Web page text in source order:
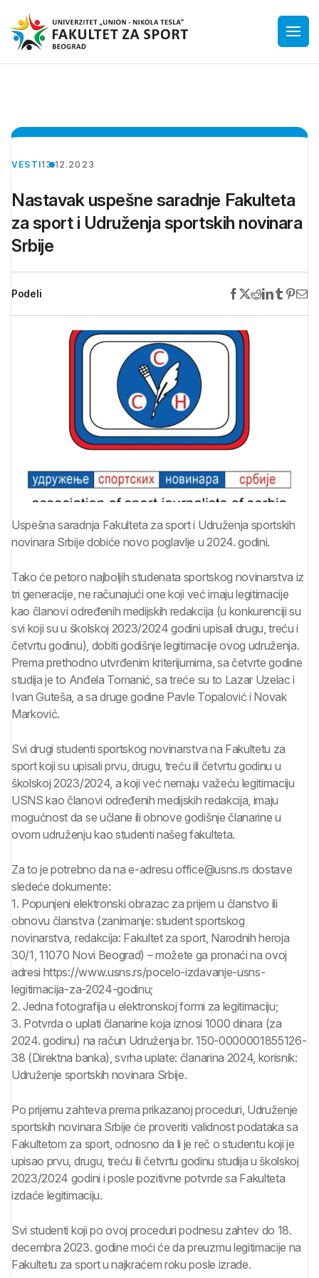
VESTI13.12.2023
Nastavak uspešne saradnje Fakulteta
za sport i Udruženja sportskih novinara
Srbije
Podeli
Uspešna saradnja Fakulteta za sport i Udruženja sportskih
novinara Srbije dobiće novo poglavlje u 2024. godini.
Tako će petoro najboljih studenata sportskog novinarstva iz
tri generacije, ne računajući one koji već imaju legitimacije
kao članovi određenih medijskih redakcija (u konkurenciji su
svi koji su u školskoj 2023/2024 godini upisali drugu, treću i
četvrtu godinu), dobiti godišnje legitimacije ovog udruženja.
Prema prethodno utvrđenim kriterijumima, sa četvrte godine
studija je to Anđela Tomanić, sa treće su to Lazar Uzelac i
Ivan Guteša, a sa druge godine Pavle Topalović i Novak
Marković.
Svi drugi studenti sportskog novinarstva na Fakultetu za
sport koji su upisali prvu, drugu, treću ili četvrtu godinu u
školskoj 2023/2024, a koji već nemaju važeću legitimaciju
USNS kao članovi određenih medijskih redakcija, imaju
mogućnost da se učlane ili obnove godišnje članarine u
ovom udruženju kao studenti našeg fakulteta.
Za to je potrebno da na e-adresu office@usns.rs dostave
sledeće dokumente:
1. Popunjeni elektronski obrazac za prijem u članstvo ili
obnovu članstva (zanimanje: student sportskog
novinarstva, redakcija: Fakultet za sport, Narodnih heroja
30/1, 11070 Novi Beograd) – možete ga pronaći na ovoj
adresi https://www.usns.rs/pocelo-izdavanje-usns-
legitimacija-za-2024-godinu;
2. Jedna fotografija u elektronskoj formi za legitimaciju;
3. Potvrda o uplati članarine koja iznosi 1000 dinara (za
2024. godinu) na račun Udruženja br. 150-0000001855126-
38 (Direktna banka), svrha uplate: članarina 2024, korisnik:
Udruženje sportskih novinara Srbije.
Po prijemu zahteva prema prikazanoj proceduri, Udruženje
sportskih novinara Srbije će proveriti validnost podataka sa
Fakultetom za sport, odnosno da li je reč o studentu koji je
upisao prvu, drugu, treću ili četvrtu godinu studija u školskoj
2023/2024 godini i posle pozitivne potvrde sa Fakulteta
izdaće legitimaciju.
Svi studenti koji po ovoj proceduri podnesu zahtev do 18.
decembra 2023. godine moći će da preuzmu legitimacije na
Fakultetu za sport u najkraćem roku posle izrade.